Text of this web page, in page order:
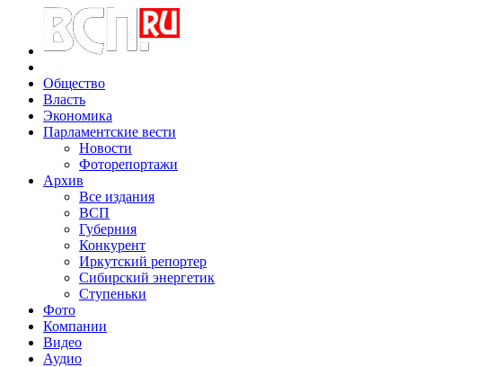
Общество
Власть
Экономика
Парламентские вести
Новости
Фоторепортажи
Архив
Все издания
ВСП
Губерния
Конкурент
Иркутский репортер
Сибирский энергетик
Ступеньки
Фото
Компании
Видео
Аудио